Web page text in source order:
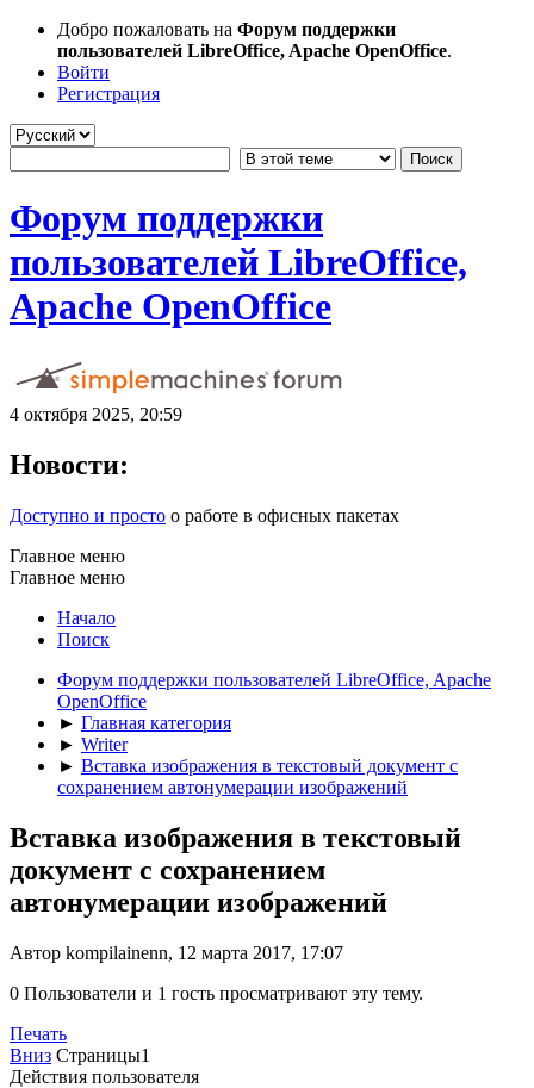
Добро пожаловать на Форум поддержки
пользователей LibreOffice, Apache OpenOffice.
Войти
Регистрация
Форум поддержки
пользователей LibreOffice,
Apache OpenOffice
4 октября 2025, 20:59
Новости:
Доступно и просто о работе в офисных пакетах
Главное меню
Главное меню
Начало
Поиск
Форум поддержки пользователей LibreOffice, Apache
OpenOffice
► Главная категория
► Writer
► Вставка изображения в текстовый документ с
сохранением автонумерации изображений
Вставка изображения в текстовый
документ с сохранением
автонумерации изображений
Автор kompilainenn, 12 марта 2017, 17:07
0 Пользователи и 1 гость просматривают эту тему.
Печать
Вниз Страницы1
Действия пользователя